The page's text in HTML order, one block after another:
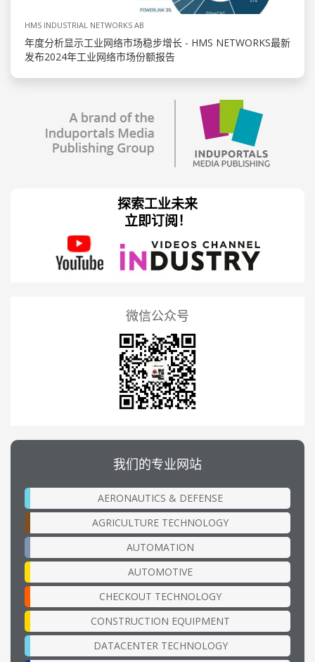
HMS INDUSTRIAL NETWORKS AB
年度分析显示工业网络市场稳步增长 - HMS NETWORKS最新
发布2024年工业网络市场份额报告
探索工业未来
立即订阅！
微信公众号
我们的专业网站
AERONAUTICS & DEFENSE
AGRICULTURE TECHNOLOGY
AUTOMATION
AUTOMOTIVE
CHECKOUT TECHNOLOGY
CONSTRUCTION EQUIPMENT
DATACENTER TECHNOLOGY